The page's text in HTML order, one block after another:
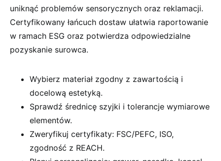
uniknąć problemów sensorycznych oraz reklamacji.
Certyfikowany łańcuch dostaw ułatwia raportowanie
w ramach ESG oraz potwierdza odpowiedzialne
pozyskanie surowca.
Wybierz materiał zgodny z zawartością i
docelową estetyką.
Sprawdź średnicę szyjki i tolerancje wymiarowe
elementów.
Zweryfikuj certyfikaty: FSC/PEFC, ISO,
zgodność z REACH.